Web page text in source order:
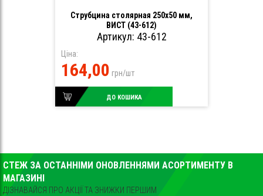
Струбцина столярная 250х50 мм,
ВИСТ (43-612)
Артикул: 43-612
Ціна:
164,00 грн/шт
ДО КОШИКА
СТЕЖ ЗА ОСТАННІМИ ОНОВЛЕННЯМИ АСОРТИМЕНТУ В
МАГАЗИНІ
ДІЗНАВАЙСЯ ПРО АКЦІЇ ТА ЗНИЖКИ ПЕРШИМ